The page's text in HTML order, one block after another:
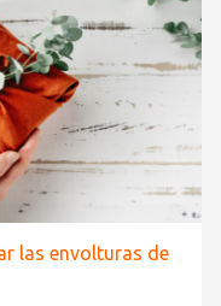
las envolturas de